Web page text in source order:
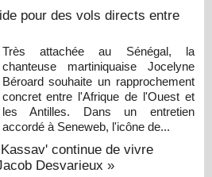
pour des vols directs entre
Très attachée au Sénégal, la
chanteuse martiniquaise Jocelyne
Béroard souhaite un rapprochement
concret entre l'Afrique de l'Ouest et
les Antilles. Dans un entretien
accordé à Seneweb, l'icône de...
continue de vivre
Desvarieux »